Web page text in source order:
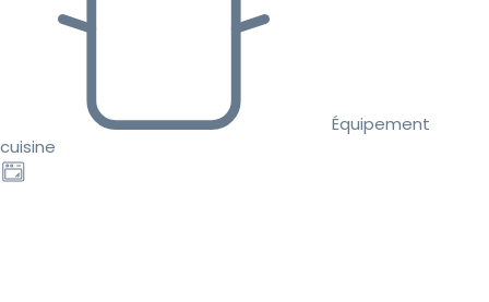
Équipement
cuisine